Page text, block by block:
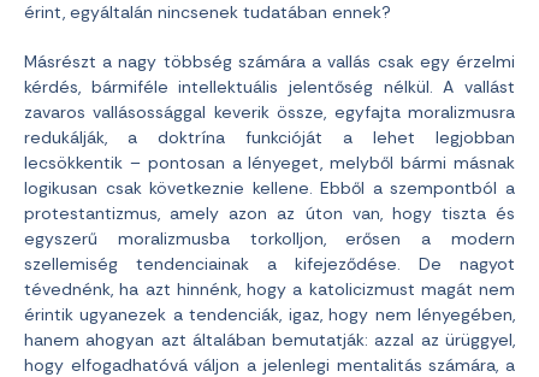
érint, egyáltalán nincsenek tudatában ennek?
Másrészt a nagy többség számára a vallás csak egy érzelmi
kérdés, bármiféle intellektuális jelentőség nélkül. A vallást
zavaros vallásossággal keverik össze, egyfajta moralizmusra
redukálják, a doktrína funkcióját a lehet legjobban
lecsökkentik – pontosan a lényeget, melyből bármi másnak
logikusan csak következnie kellene. Ebből a szempontból a
protestantizmus, amely azon az úton van, hogy tiszta és
egyszerű moralizmusba torkolljon, erősen a modern
szellemiség tendenciainak a kifejeződése. De nagyot
tévednénk, ha azt hinnénk, hogy a katolicizmust magát nem
érintik ugyanezek a tendenciák, igaz, hogy nem lényegében,
hanem ahogyan azt általában bemutatják: azzal az ürüggyel,
hogy elfogadhatóvá váljon a jelenlegi mentalitás számára, a